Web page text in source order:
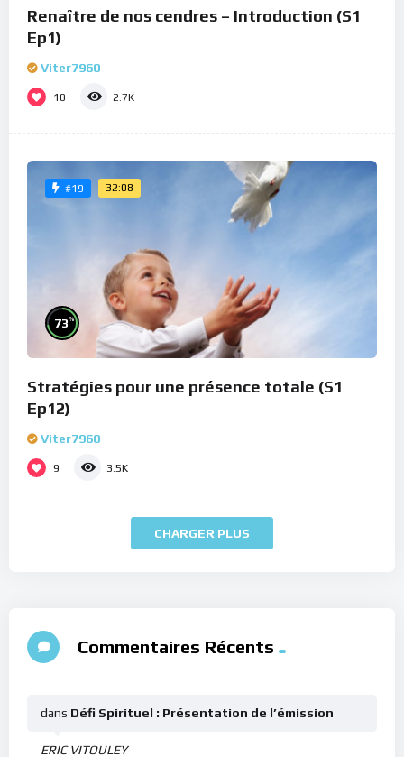
Renaître de nos cendres – Introduction (S1
Ep1)
Viter7960
10 2.7K
#19 32:08
73%
Stratégies pour une présence totale (S1
Ep12)
Viter7960
9 3.5K
CHARGER PLUS
Commentaires Récents
ERIC VITOULEY
dans Défi Spirituel : Présentation de l’émission